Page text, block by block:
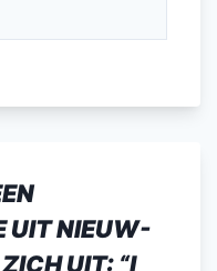
UIT NIEUW-
UIT: “I